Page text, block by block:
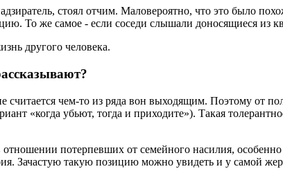
стоял отчим. Маловероятно, что это было
То же самое - если соседи слышали доносящиеся из
другого человека.
считается чем-то из ряда вон выходящим. Поэтому от
«когда убьют, тогда и приходите»). Такая
потерпевших от семейного насилия,
Зачастую такую позицию можно увидеть и у самой